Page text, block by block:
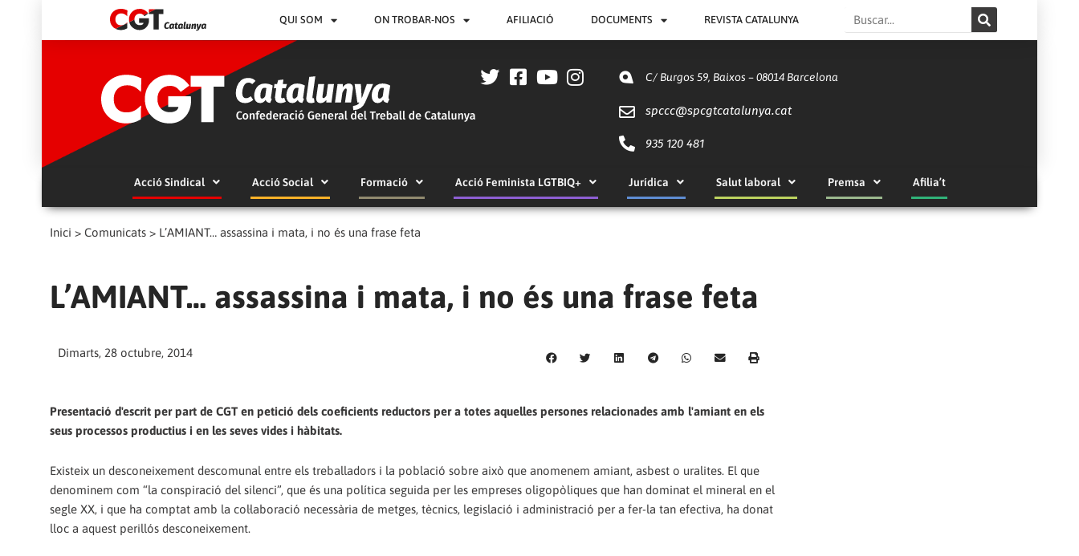
QUI SOM ON TROBAR-NOS AFILIACIÓ DOCUMENTS REVISTA CATALUNYA Search
C/ Burgos 59, Baixos – 08014 Barcelona
spccc@spcgtcatalunya.cat
935 120 481
Acció Sindical Acció Social Formació Acció Feminista LGTBIQ+ Jurídica Salut laboral Premsa Afilia’t
Inici > Comunicats > L’AMIANT… assassina i mata, i no és una frase feta
L’AMIANT… assassina i mata, i no és una frase feta
Dimarts, 28 octubre, 2014
Presentació d'escrit per part de CGT en petició dels coeficients reductors per a totes aquelles persones relacionades amb l'amiant en els
seus processos productius i en les seves vides i hàbitats.
Existeix un desconeixement descomunal entre els treballadors i la població sobre això que anomenem amiant, asbest o uralites. El que
denominem com “la conspiració del silenci”, que és una política seguida per les empreses oligopòliques que han dominat el mineral en el
segle XX, i que ha comptat amb la col·laboració necessària de metges, tècnics, legislació i administració per a fer-la tan efectiva, ha donat
lloc a aquest perillós desconeixement.